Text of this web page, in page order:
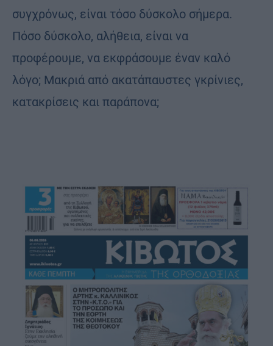
συγχρόνως, είναι τόσο δύσκολο σήμερα.
Πόσο δύσκολο, αλήθεια, είναι να
προφέρουμε, να εκφράσουμε έναν καλό
λόγο; Μακριά από ακατάπαυστες γκρίνιες,
κατακρίσεις και παράπονα;